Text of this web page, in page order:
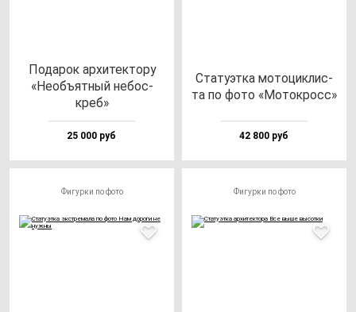
Пода­рок ар­хи­тек­то­ру
«Необъ­ят­ный не­бос­
креб»
25 000 руб
Ста­ту­эт­ка мо­то­цик­лис­
та по фо­то «Моток­росс»
42 800 руб
Фигурки по фото Фигурки по фото